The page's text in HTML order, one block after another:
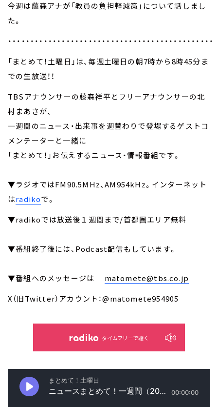
今週は藤森アナが「教員の負担軽減策」について話しまし
た。
・・・・・・・・・・・・・・・・・・・・・・・・・・・・・・・・・・・・・・・・・・・・・・
「まとめて！土曜日」は、毎週土曜日の朝7時から8時45分ま
での生放送！！
TBSアナウンサーの藤森祥平とフリーアナウンサーの北
村まあさが、
一週間のニュース・出来事を週替わりで登場するゲストコ
メンテーターと一緒に
「まとめて！」お伝えするニュース・情報番組です。
▼ラジオではFM90.5MHz、AM954kHz。インターネット
はradikoで。
▼radikoでは放送後１週間まで/首都圏エリア無料
▼番組終了後には、Podcast配信もしています。
▼番組へのメッセージは matomete@tbs.co.jp
X（旧Twitter）アカウント：@matomete954905
タイムフリーで聴く